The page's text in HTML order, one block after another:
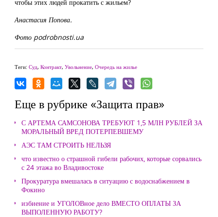
чтобы этих людей прокатить с жильем?
Анастасия Попова.
Фото podrobnosti.ua
Теги: Суд, Контракт, Увольнение, Очередь на жилье
Еще в рубрике «Защита прав»
С АРТЕМА САМСОНОВА ТРЕБУЮТ 1,5 МЛН РУБЛЕЙ ЗА
МОРАЛЬНЫЙ ВРЕД ПОТЕРПЕВШЕМУ
АЭС ТАМ СТРОИТЬ НЕЛЬЗЯ
что известно о страшной гибели рабочих, которые сорвались
с 24 этажа во Владивостоке
Прокуратура вмешалась в ситуацию с водоснабжением в
Фокино
избиение и УГОЛОВное дело ВМЕСТО ОПЛАТЫ ЗА
ВЫПОЛЕННУЮ РАБОТУ?